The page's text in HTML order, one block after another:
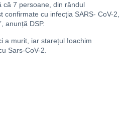
că 7 persoane, din rândul
cu infecția SARS- CoV-2,
anunță DSP.
a murit, iar starețul Ioachim
Sars-CoV-2.